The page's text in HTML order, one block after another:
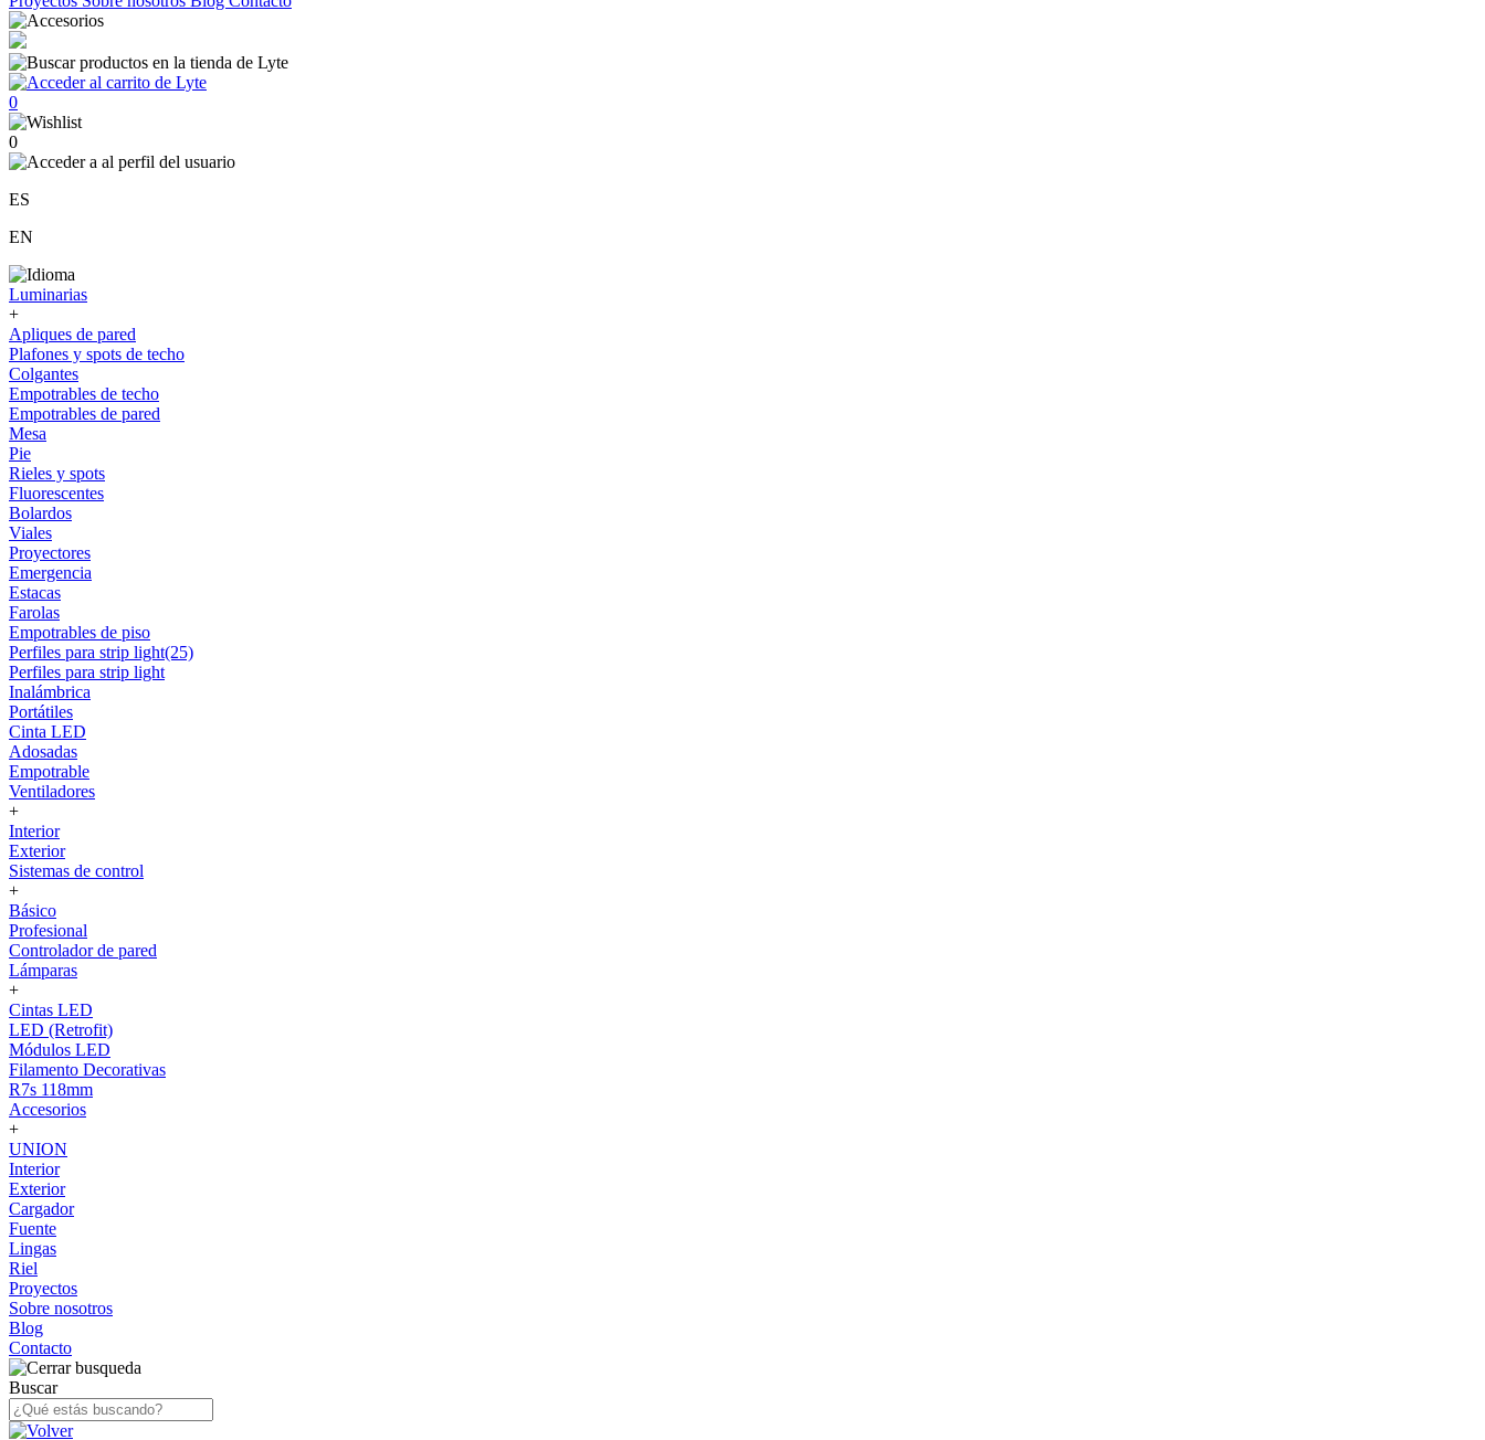
0
0
ES
EN
Luminarias
+
Apliques de pared
Plafones y spots de techo
Colgantes
Empotrables de techo
Empotrables de pared
Mesa
Pie
Rieles y spots
Fluorescentes
Bolardos
Viales
Proyectores
Emergencia
Estacas
Farolas
Empotrables de piso
Perfiles para strip light(25)
Perfiles para strip light
Inalámbrica
Portátiles
Cinta LED
Adosadas
Empotrable
Ventiladores
+
Interior
Exterior
Sistemas de control
+
Básico
Profesional
Controlador de pared
Lámparas
+
Cintas LED
LED (Retrofit)
Módulos LED
Filamento Decorativas
R7s 118mm
Accesorios
+
UNION
Interior
Exterior
Cargador
Fuente
Lingas
Riel
Proyectos
Sobre nosotros
Blog
Contacto
Buscar